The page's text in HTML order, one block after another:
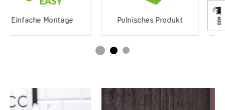
Polnisches Produkt Produkt mit Bescheinigung